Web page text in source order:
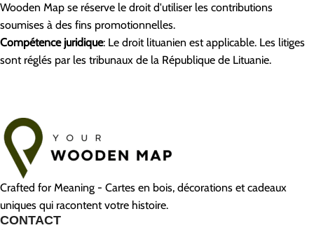
Wooden Map se réserve le droit d'utiliser les contributions
soumises à des fins promotionnelles.
Compétence juridique: Le droit lituanien est applicable. Les litiges
sont réglés par les tribunaux de la République de Lituanie.
Crafted for Meaning - Cartes en bois, décorations et cadeaux
uniques qui racontent votre histoire.
CONTACT